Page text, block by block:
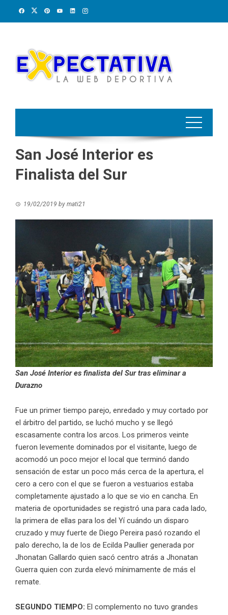
San José Interior es
Finalista del Sur
19/02/2019 by mati21
San José Interior es finalista del Sur tras eliminar a
Durazno
Fue un primer tiempo parejo, enredado y muy cortado por
el árbitro del partido, se luchó mucho y se llegó
escasamente contra los arcos. Los primeros veinte
fueron levemente dominados por el visitante, luego de
acomodó un poco mejor el local que terminó dando
sensación de estar un poco más cerca de la apertura, el
cero a cero con el que se fueron a vestuarios estaba
completamente ajustado a lo que se vio en cancha. En
materia de oportunidades se registró una para cada lado,
la primera de ellas para los del Yí cuándo un disparo
cruzado y muy fuerte de Diego Pereira pasó rozando el
palo derecho, la de los de Ecilda Paullier generada por
Jhonatan Gallardo quien sacó centro atrás a Jhonatan
Guerra quien con zurda elevó mínimamente de más el
remate.
SEGUNDO TIEMPO: El complemento no tuvo grandes